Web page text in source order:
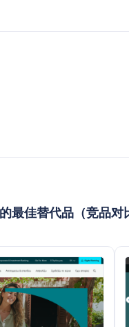
最佳替代品（竞品对